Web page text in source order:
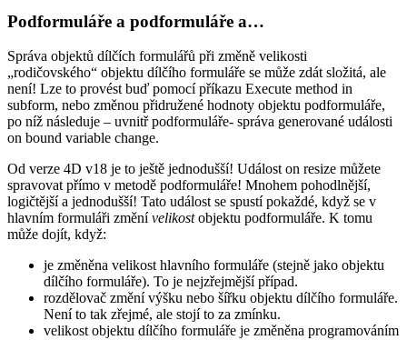
Podformuláře a podformuláře a…
Správa objektů dílčích formulářů při změně velikosti
„rodičovského“ objektu dílčího formuláře se může zdát složitá, ale
není! Lze to provést buď pomocí příkazu Execute method in
subform, nebo změnou přidružené hodnoty objektu podformuláře,
po níž následuje – uvnitř podformuláře- správa generované události
on bound variable change.
Od verze 4D v18 je to ještě jednodušší! Událost on resize můžete
spravovat přímo v metodě podformuláře! Mnohem pohodlnější,
logičtější a jednodušší! Tato událost se spustí pokaždé, když se v
hlavním formuláři změnívelikostobjektu podformuláře. K tomu
může dojít, když:
je změněna velikost hlavního formuláře (stejně jako objektu
dílčího formuláře). To je nejzřejmější případ.
rozdělovač změní výšku nebo šířku objektu dílčího formuláře.
Není to tak zřejmé, ale stojí to za zmínku.
velikost objektu dílčího formuláře je změněna programováním